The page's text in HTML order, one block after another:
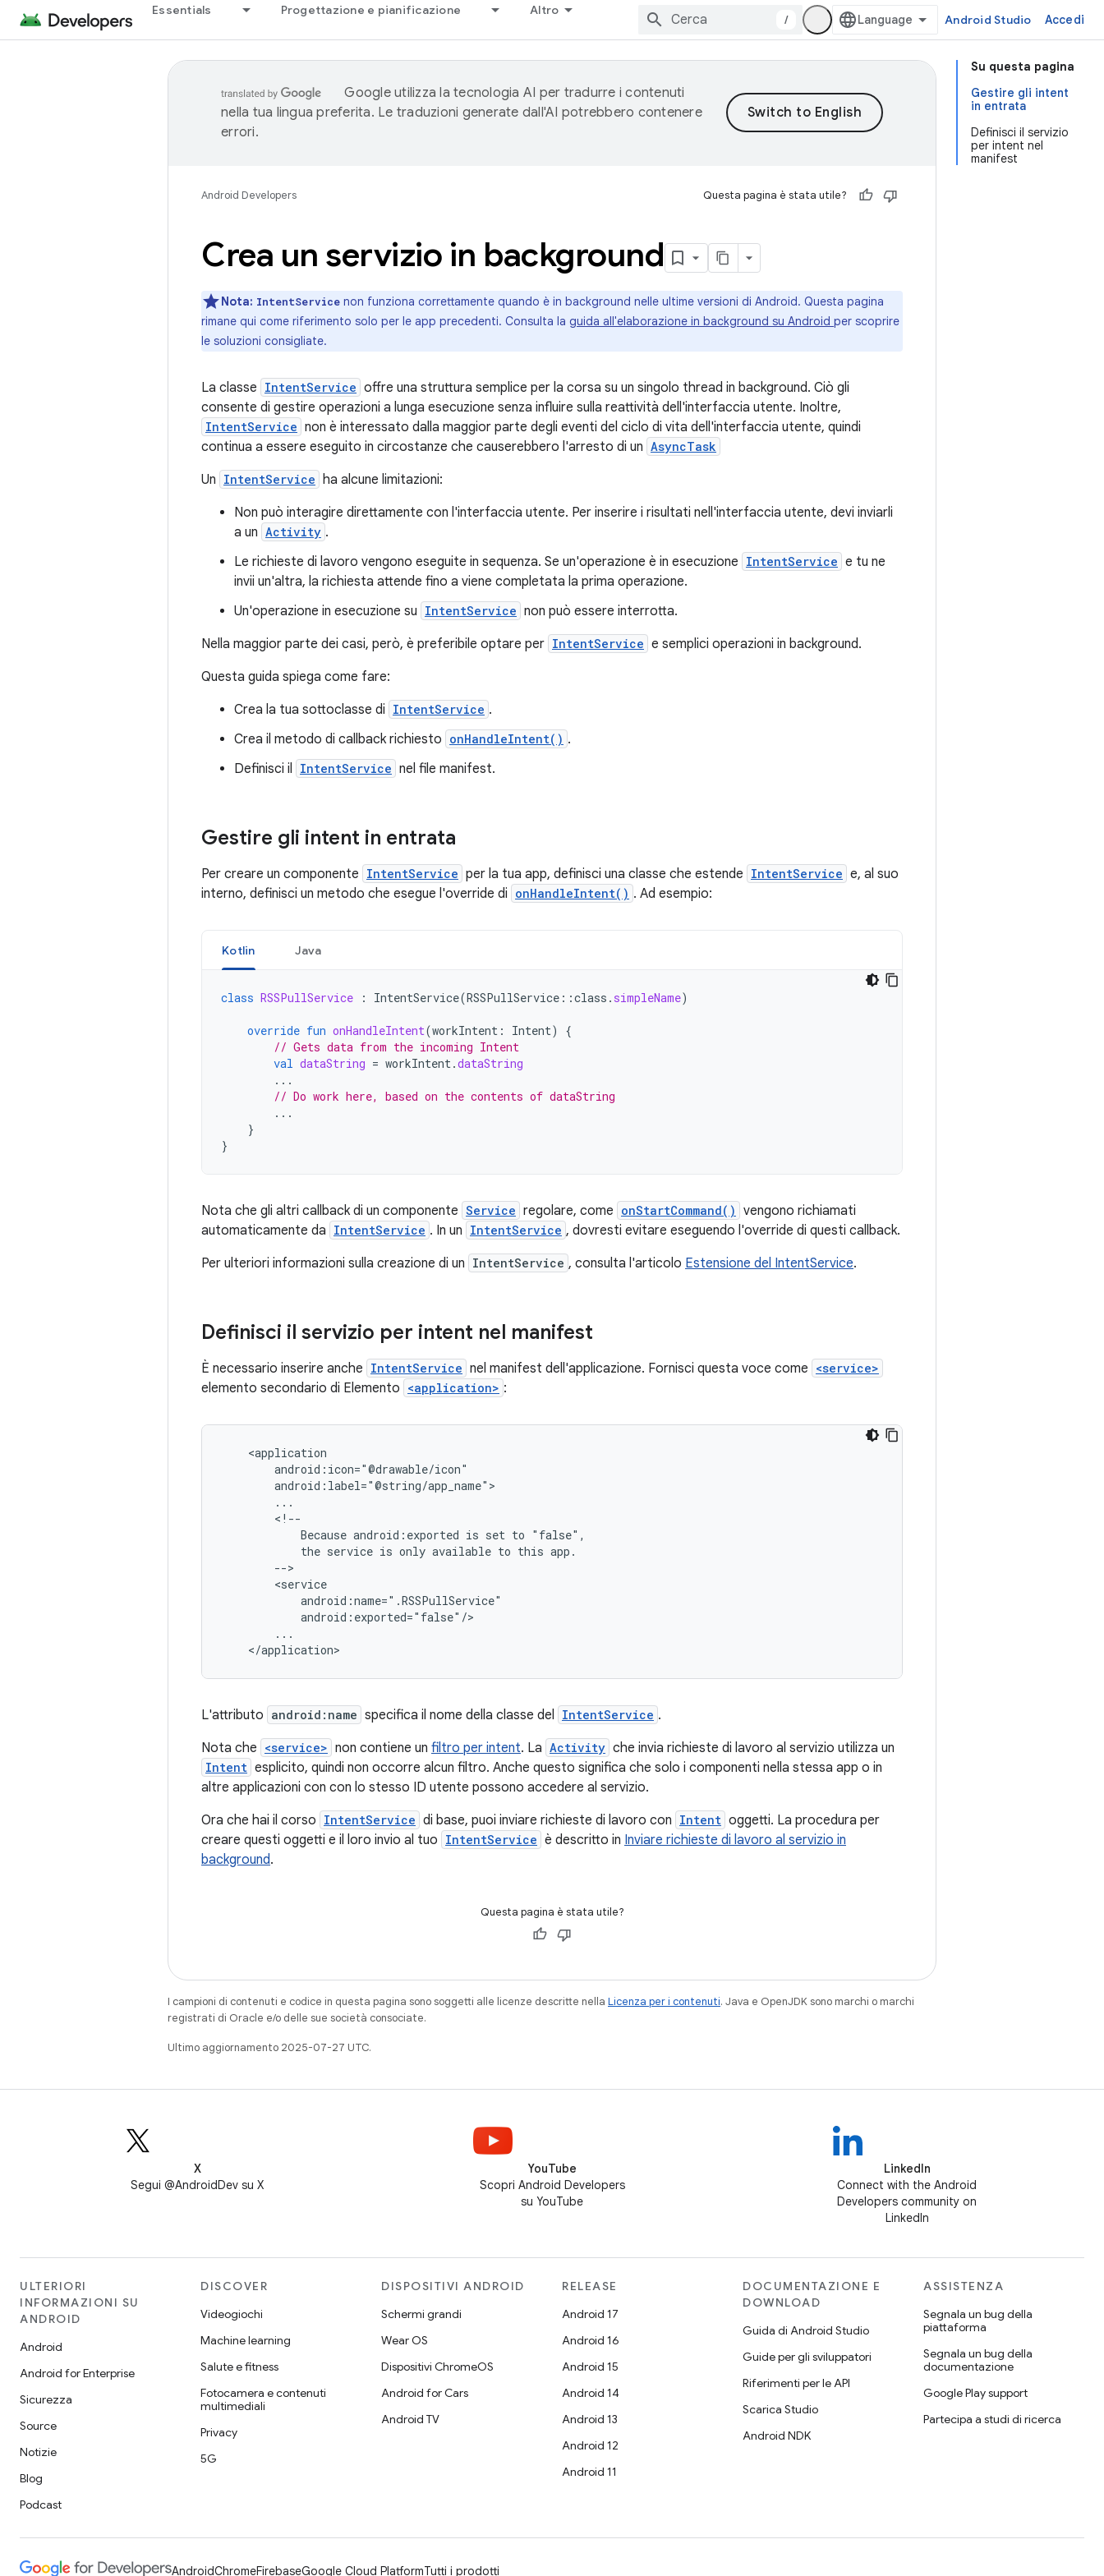
Essentials Progettazione e pianificazione Altro
/ Android Studio Accedi
Su questa pagina
Gestire gli intent
in entrata
Definisci il servizio
per intent nel
manifest
Google utilizza la tecnologia AI per tradurre i contenuti
nella tua lingua preferita. Le traduzioni generate dall'AI potrebbero contenere
errori.
Android Developers Questa pagina è stata utile?
Crea un servizio in background
Nota: IntentService non funziona correttamente quando è in background nelle ultime versioni di Android. Questa pagina
rimane qui come riferimento solo per le app precedenti. Consulta la guida all'elaborazione in background su Android per scoprire
le soluzioni consigliate.
La classe IntentService offre una struttura semplice per la corsa su un singolo thread in background. Ciò gli
consente di gestire operazioni a lunga esecuzione senza influire sulla reattività dell'interfaccia utente. Inoltre,
IntentService non è interessato dalla maggior parte degli eventi del ciclo di vita dell'interfaccia utente, quindi
continua a essere eseguito in circostanze che causerebbero l'arresto di un AsyncTask
Un IntentService ha alcune limitazioni:
Non può interagire direttamente con l'interfaccia utente. Per inserire i risultati nell'interfaccia utente, devi inviarli
a un Activity .
Le richieste di lavoro vengono eseguite in sequenza. Se un'operazione è in esecuzione IntentService e tu ne
invii un'altra, la richiesta attende fino a viene completata la prima operazione.
Un'operazione in esecuzione su IntentService non può essere interrotta.
Nella maggior parte dei casi, però, è preferibile optare per IntentService e semplici operazioni in background.
Questa guida spiega come fare:
Crea la tua sottoclasse di IntentService .
Crea il metodo di callback richiesto onHandleIntent() .
Definisci il IntentService nel file manifest.
Gestire gli intent in entrata
Per creare un componente IntentService per la tua app, definisci una classe che estende IntentService e, al suo
interno, definisci un metodo che esegue l'override di onHandleIntent() . Ad esempio:
Kotlin Java
class RSSPullService : IntentService(RSSPullService ::class . simpleName)
override fun onHandleIntent(workIntent : Intent)
{
// Gets data from the incoming Intent
val dataString = workIntent.dataString
...
// Do work here, based on the contents of dataString
...
}
}
Nota che gli altri callback di un componente Service regolare, come onStartCommand() vengono richiamati
automaticamente da IntentService . In un IntentService , dovresti evitare eseguendo l'override di questi callback.
Per ulteriori informazioni sulla creazione di un IntentService , consulta l'articolo Estensione del IntentService.
Definisci il servizio per intent nel manifest
È necessario inserire anche IntentService nel manifest dell'applicazione. Fornisci questa voce come <service>
elemento secondario di Elemento <application> :
Because android:exported is set to
the service is only available to this
</application>
L'attributo android:name specifica il nome della classe del IntentService .
Nota che <service> non contiene un filtro per intent. La Activity che invia richieste di lavoro al servizio utilizza un
Intent esplicito, quindi non occorre alcun filtro. Anche questo significa che solo i componenti nella stessa app o in
altre applicazioni con con lo stesso ID utente possono accedere al servizio.
Ora che hai il corso IntentService di base, puoi inviare richieste di lavoro con Intent oggetti. La procedura per
creare questi oggetti e il loro invio al tuo IntentService è descritto in Inviare richieste di lavoro al servizio in
background.
Questa pagina è stata utile?
I campioni di contenuti e codice in questa pagina sono soggetti alle licenze descritte nella Licenza per i contenuti. Java e OpenJDK sono marchi o marchi
registrati di Oracle e/o delle sue società consociate.
Ultimo aggiornamento 2025-07-27 UTC.
X
Segui @AndroidDev su X
YouTube
Scopri Android Developers
su YouTube
LinkedIn
Connect with the Android
Developers community on
LinkedIn
ULTERIORI
INFORMAZIONI SU
ANDROID
Android
Android for Enterprise
Sicurezza
Source
Notizie
Blog
Podcast
DISCOVER
Videogiochi
Machine learning
Salute e fitness
Fotocamera e contenuti
multimediali
Privacy
5G
DISPOSITIVI ANDROID
Schermi grandi
Wear OS
Dispositivi ChromeOS
Android for Cars
Android TV
RELEASE
Android 17
Android 16
Android 15
Android 14
Android 13
Android 12
Android 11
DOCUMENTAZIONE E
DOWNLOAD
Guida di Android Studio
Guide per gli sviluppatori
Riferimenti per le API
Scarica Studio
Android NDK
ASSISTENZA
Segnala un bug della
piattaforma
Segnala un bug della
documentazione
Google Play support
Partecipa a studi di ricerca
AndroidChromeFirebaseGoogle Cloud PlatformTutti i prodotti